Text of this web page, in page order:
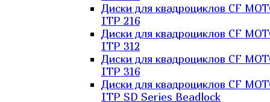
Диски для квадроциклов CF
ITP 216
Диски для квадроциклов CF
ITP 312
Диски для квадроциклов CF
ITP 316
Диски для квадроциклов CF
ITP SD Series Beadlock